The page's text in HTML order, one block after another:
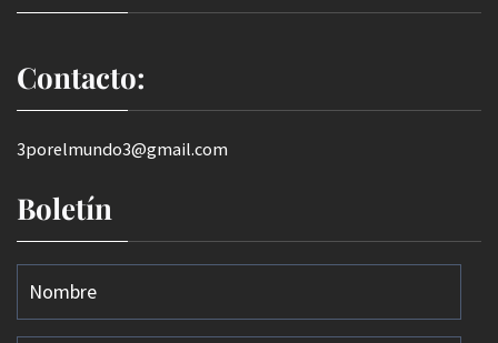
Contacto:
3porelmundo3@gmail.com
Boletín